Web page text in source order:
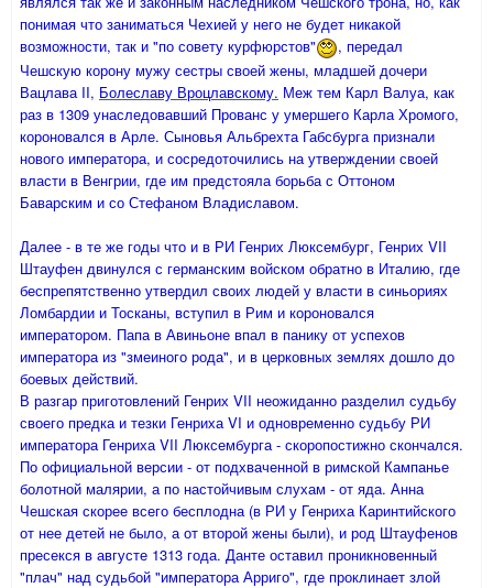
понимая что заниматься Чехией у него не будет никакой
возможности, так и "по совету курфюрстов"
, передал
Чешскую корону мужу сестры своей жены, младшей дочери
Вацлава II, Болеславу Вроцлавскому. Меж тем Карл Валуа, как
раз в 1309 унаследовавший Прованс у умершего Карла Хромого,
короновался в Арле. Сыновья Альбрехта Габсбурга признали
нового императора, и сосредоточились на утверждении своей
власти в Венгрии, где им предстояла борьба с Оттоном
Баварским и со Стефаном Владиславом.
Далее - в те же годы что и в РИ Генрих Люксембург, Генрих VII
Штауфен двинулся с германским войском обратно в Италию, где
беспрепятственно утвердил своих людей у власти в синьориях
Ломбардии и Тосканы, вступил в Рим и короновался
императором. Папа в Авиньоне впал в панику от успехов
императора из "змеиного рода", и в церковных землях дошло до
боевых действий.
В разгар приготовлений Генрих VII неожиданно разделил судьбу
своего предка и тезки Генриха VI и одновременно судьбу РИ
императора Генриха VII Люксембурга - скоропостижно скончался.
По официальной версии - от подхваченной в римской Кампанье
болотной малярии, а по настойчивым слухам - от яда. Анна
Чешская скорее всего бесплодна (в РИ у Генриха Каринтийского
от нее детей не было, а от второй жены были), и род Штауфенов
пресекся в августе 1313 года. Данте оставил проникновенный
"плач" над судьбой "императора Арриго", где проклинает злой